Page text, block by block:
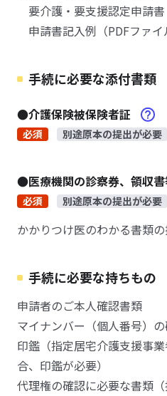
要介護・要支援認定申請書
申請書記入例（PDFファイ
手続に必要な添付書類
●介護保険被保険者証
必須 別途原本の提出が必要
●医療機関の診察券、領収
必須 別途原本の提出が必要
かかりつけ医のわかる書類の
手続に必要な持ちもの
申請者のご本人確認書類
マイナンバー（個人番号）
印鑑（指定居宅介護支援事
合、印鑑が必要）
代理権の確認に必要な書類